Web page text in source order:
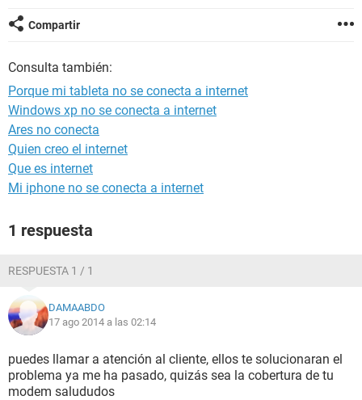
Compartir
Consulta también:
Porque mi tableta no se conecta a internet
Windows xp no se conecta a internet
Ares no conecta
Quien creo el internet
Que es internet
Mi iphone no se conecta a internet
1 respuesta
RESPUESTA 1 / 1
DAMAABDO
17 ago 2014 a las 02:14
puedes llamar a atención al cliente, ellos te solucionaran el
problema ya me ha pasado, quizás sea la cobertura de tu
modem salududos